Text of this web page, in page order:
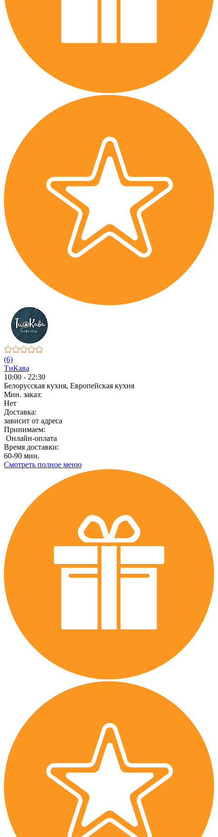
(6)
ТиКава
10:00 - 22:30
Белорусская кухня, Европейская кухня
Мин. заказ:
Нет
Доставка:
зависит от адреса
Принимаем:
Онлайн-оплата
Время доставки:
60-90 мин.
Смотреть полное меню